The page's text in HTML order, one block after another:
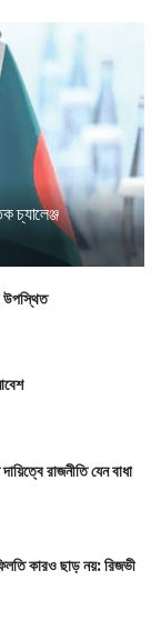
চ্যালেঞ্জ
উপস্থিত
রাজনীতি যেন বাধা
কারও ছাড় নয়: রিজভী